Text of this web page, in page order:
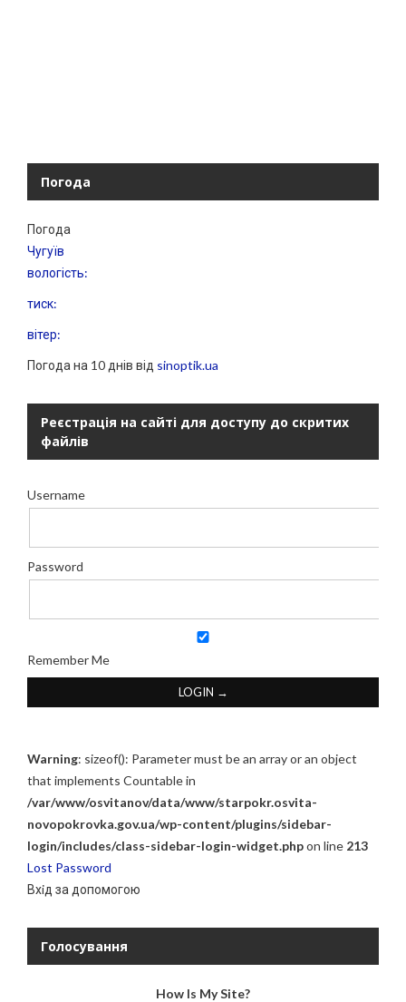
Погода
Погода
Чугуїв
вологість:
тиск:
вітер:
Погода на 10 днів від sinoptik.ua
Реєстрація на сайті для доступу до скритих
файлів
Username
Password
Remember Me
Warning: sizeof(): Parameter must be an array or an object
that implements Countable in
/var/www/osvitanov/data/www/starpokr.osvita-
novopokrovka.gov.ua/wp-content/plugins/sidebar-
login/includes/class-sidebar-login-widget.phpon line 213
Lost Password
Вхiд за допомогою
Голосування
How Is My Site?